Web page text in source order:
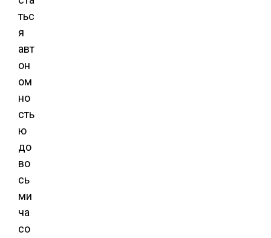
тьс
я
авт
он
ом
но
сть
ю
до
во
сь
ми
ча
со